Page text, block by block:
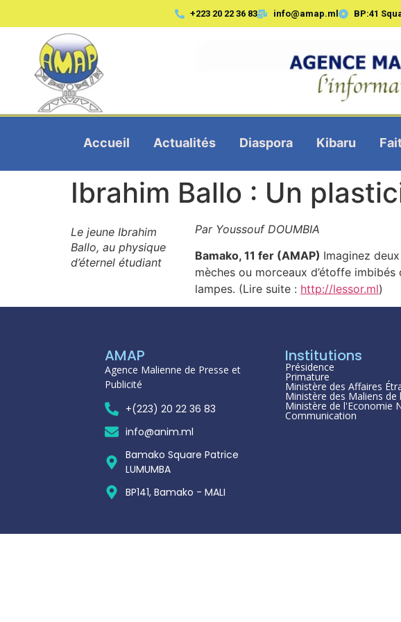
+223 20 22 36 83 info@amap.ml BP:41
Accueil Actualités Diaspora Kibaru
Ibrahim Ballo : Un
Le jeune Ibrahim
Ballo, au physique
d’éternel étudiant
Par Youssouf DOUMBIA
Bamako, 11 fer (AMAP) Imaginez
mèches ou morceaux d’étoffe
lampes. (Lire suite : http://lessor.ml)
AMAP
Agence Malienne de Presse et
Publicité
+(223) 20 22 36 83
info@anim.ml
Bamako Square Patrice
LUMUMBA
BP141, Bamako - MALI
Institutions
Présidence
Primature
Ministère des Affaires
Ministère des Maliens de
Ministère de l'Economie
Communication